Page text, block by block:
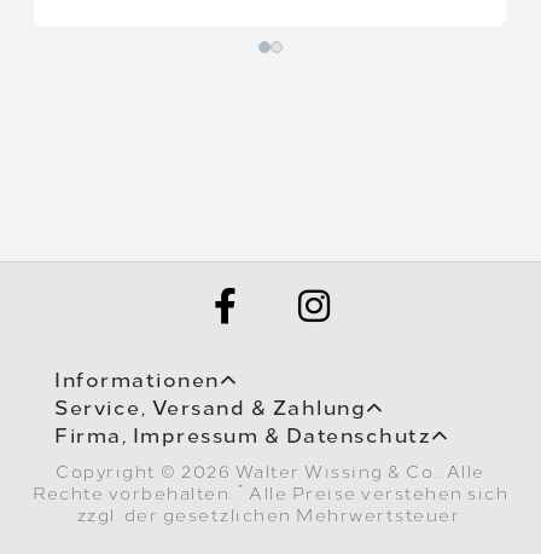
Informationen
Service, Versand & Zahlung
Firma, Impressum & Datenschutz
Copyright © 2026 Walter Wissing & Co.. Alle
Rechte vorbehalten.
* Alle Preise verstehen sich
zzgl. der gesetzlichen Mehrwertsteuer.